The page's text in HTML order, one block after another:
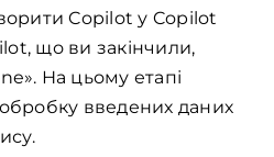
Copilot у Copilot
що ви закінчили,
На цьому етапі
введених даних